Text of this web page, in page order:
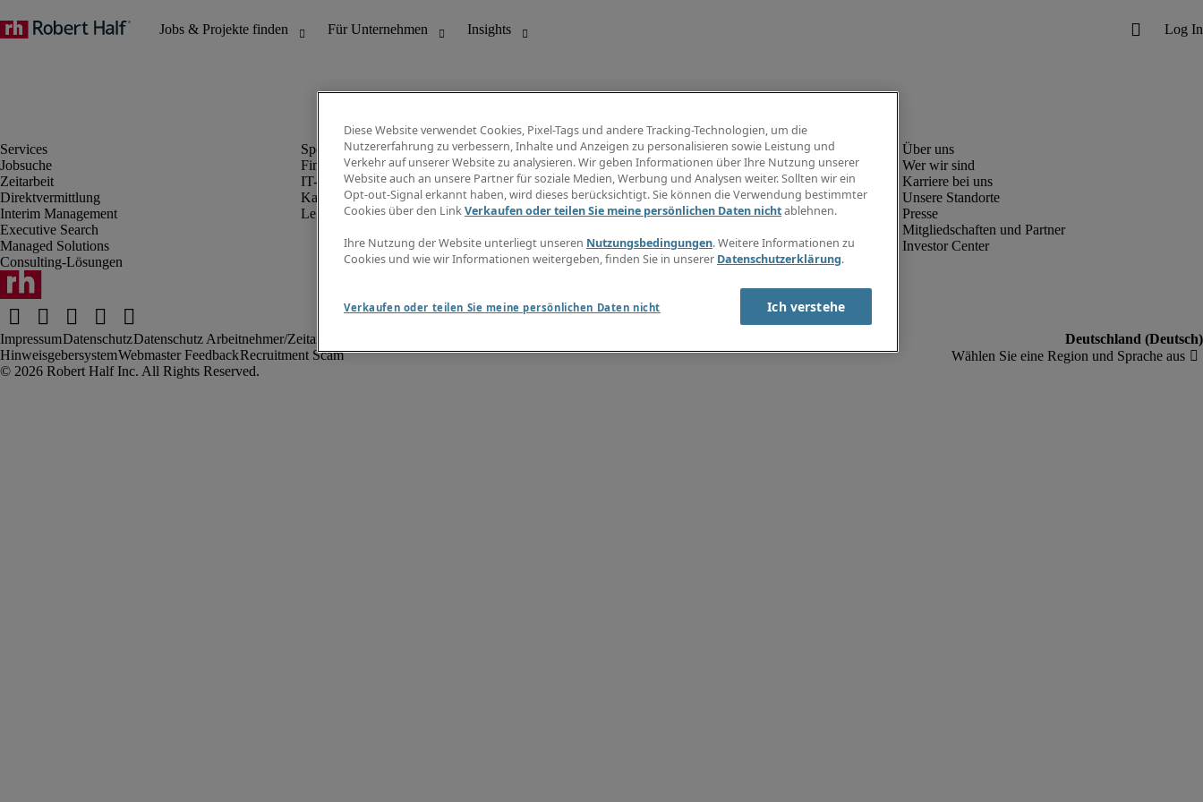
Jobsuche
Zeitarbeit
Direktvermittlung
Interim Management
Executive Search
Managed Solutions
Consulting-Lösungen
Finanz- & Rechnungswesen
IT-Bereich
Kaufmännischer Bereich
Legal
Info Center
Jobübersicht
Gehaltsübersicht
E-Learning
Wer wir sind
Karriere bei uns
Unsere Standorte
Presse
Mitgliedschaften und Partner
Investor Center
ImpressumDatenschutzDatenschutz Arbeitnehmer/Zeitarbeitskräfte
HinweisgebersystemWebmaster FeedbackRecruitment Scam
Diese Website verwendet Cookies, Pixel-Tags und andere Tracking-Technologien, um die
Nutzererfahrung zu verbessern, Inhalte und Anzeigen zu personalisieren sowie Leistung und
Verkehr auf unserer Website zu analysieren. Wir geben Informationen über Ihre Nutzung unserer
Website auch an unsere Partner für soziale Medien, Werbung und Analysen weiter. Sollten wir ein
Opt-out-Signal erkannt haben, wird dieses berücksichtigt. Sie können die Verwendung bestimmter
Cookies über den LinkVerkaufen oder teilen Sie meine persönlichen Daten nichtablehnen.
Ihre Nutzung der Website unterliegt unseren Nutzungsbedingungen. Weitere Informationen zu
Cookies und wie wir Informationen weitergeben, finden Sie in unserer Datenschutzerklärung.
Verkaufen oder teilen Sie meine persönlichen Daten nicht Ich verstehe